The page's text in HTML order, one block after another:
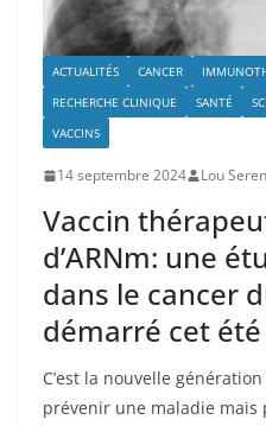
ACTUALITÉS CANCER
RECHERCHE CLINIQUE
SANTÉ
VACCINS
14 septembre 2024 Lou
Vaccin
d’ARNm: une
dans le cancer
démarré cet été
C’est la nouvelle
prévenir une maladie mais